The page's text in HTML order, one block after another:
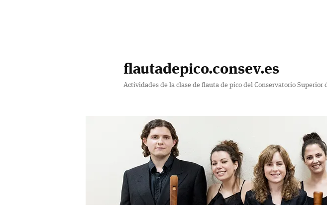
flautadepico.consev.es
Actividades de la clase de flauta de pico del Conservatorio Superior